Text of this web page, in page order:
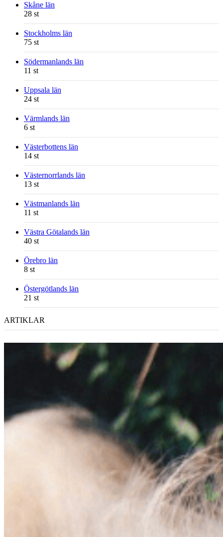
Skåne län
28 st
Stockholms län
75 st
Södermanlands län
11 st
Uppsala län
24 st
Värmlands län
6 st
Västerbottens län
14 st
Västernorrlands län
13 st
Västmanlands län
11 st
Västra Götalands län
40 st
Örebro län
8 st
Östergötlands län
21 st
ARTIKLAR